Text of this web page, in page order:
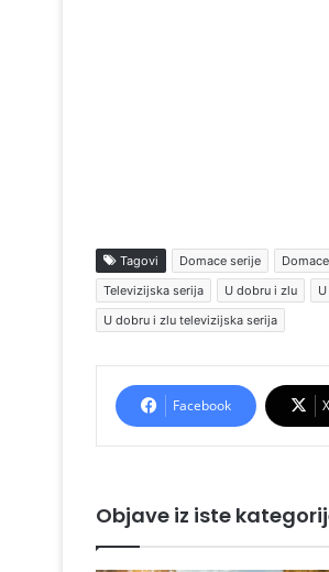
Tagovi Domace serije
Televizijska serija
U dobru i zlu
U dobru i zlu televizijska serija
Facebook X
Objave iz iste